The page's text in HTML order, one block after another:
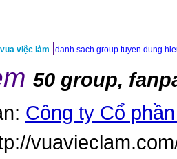
vua việc làm |danh sach group tuyen dung
50 group,
Công ty Cổ